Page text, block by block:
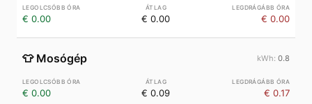
€ 0.00 € 0.00 € 0.00
👕 Mosógép 0.8
€ 0.00 € 0.09 € 0.17